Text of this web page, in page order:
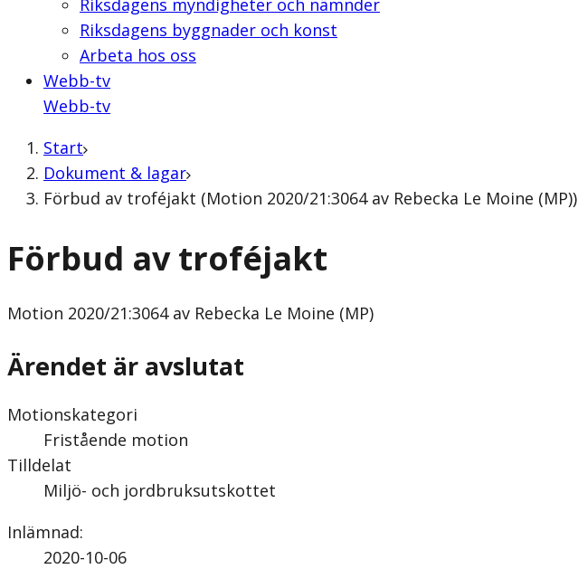
Riksdagens myndigheter och nämnder
Riksdagens byggnader och konst
Arbeta hos oss
Webb-tv
Webb-tv
Start
Dokument & lagar
Förbud av troféjakt (Motion 2020/21:3064 av Rebecka Le Moine (MP))
Förbud av troféjakt
Motion 2020/21:3064 av Rebecka Le Moine (MP)
Ärendet är avslutat
Motionskategori
Fristående motion
Tilldelat
Miljö- och jordbruksutskottet
Inlämnad:
2020-10-06